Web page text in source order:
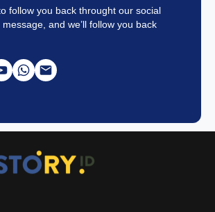
follow you back throught our social
and we’ll follow you back